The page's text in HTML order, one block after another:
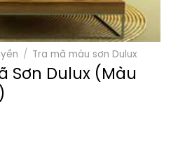
/ Tra mã màu sơn Dulux
Sơn Dulux (Màu